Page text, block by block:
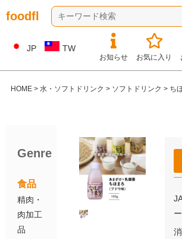
foodfl
JP TW
お知らせ お気に入り
HOME> 水・ソフトドリンク > ソフトドリンク > ち
Genre
食品
精肉・
肉加工
品